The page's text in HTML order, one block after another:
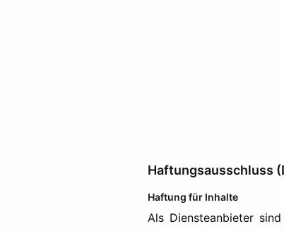
Haftungsausschluss
Haftung für Inhalte
Als Diensteanbieter